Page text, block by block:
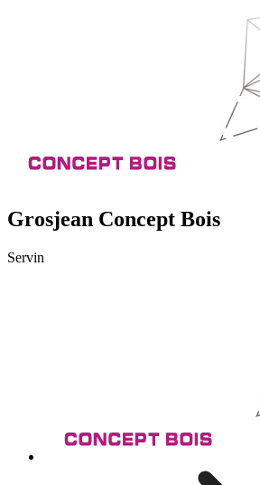
Grosjean Concept Bois
Servin